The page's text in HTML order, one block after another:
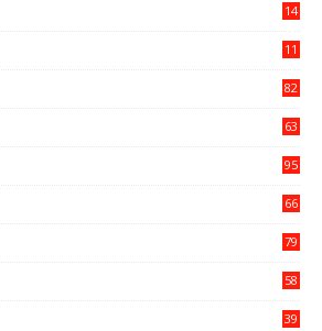
14
11
82
63
95
66
79
58
39